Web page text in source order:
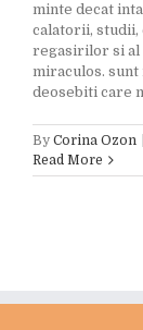
minte decat
calatorii, studii,
regasirilor si al
miraculos. sunt
deosebiti care
By Corina Ozon
Read More